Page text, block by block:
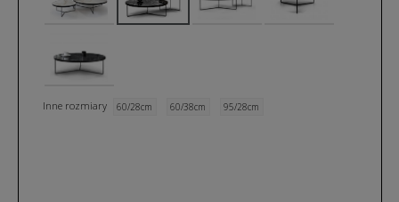
Inne rozmiary 60/28cm 60/38cm 95/28cm